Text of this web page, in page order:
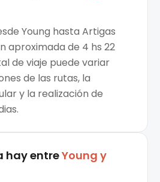
Young hasta Artigas
aproximada de 4 hs 22
de viaje puede variar
de las rutas, la
y la realización de
hay entreYoung y